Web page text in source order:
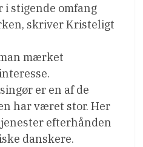
i stigende omfang
skriver Kristeligt
mærket
er en af de
har været stor. Her
efterhånden
danskere.